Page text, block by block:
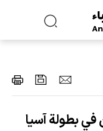
في بطولة آسيا